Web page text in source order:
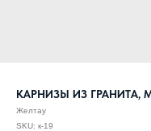
КАРНИЗЫ ИЗ ГРАНИТА,
Желтау
SKU: к-19